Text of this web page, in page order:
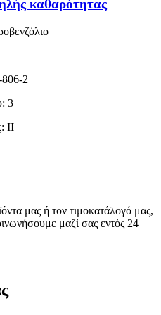
καθαρότητας
2
3
II
μας ή τον τιμοκατάλογό μας,
μαζί σας εντός 24